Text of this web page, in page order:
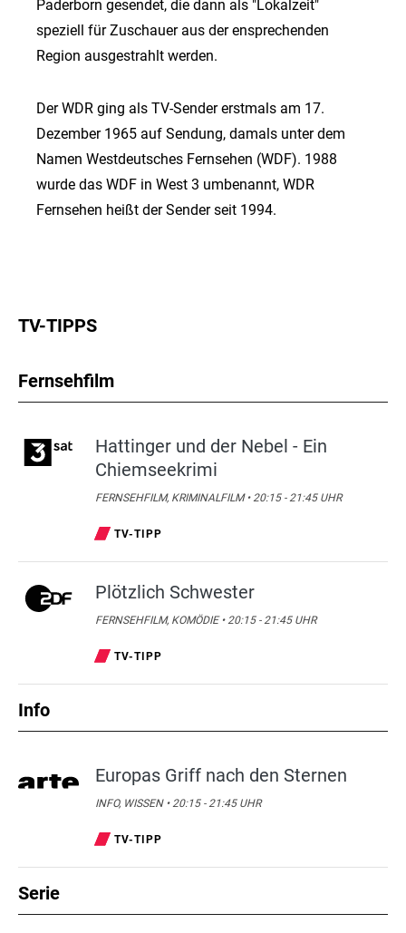
Paderborn gesendet, die dann als "Lokalzeit"
speziell für Zuschauer aus der ensprechenden
Region ausgestrahlt werden.
Der WDR ging als TV-Sender erstmals am 17.
Dezember 1965 auf Sendung, damals unter dem
Namen Westdeutsches Fernsehen (WDF). 1988
wurde das WDF in West 3 umbenannt, WDR
Fernsehen heißt der Sender seit 1994.
TV-TIPPS
Fernsehfilm
Hattinger und der Nebel - Ein
Chiemseekrimi
FERNSEHFILM, KRIMINALFILM • 20:15 - 21:45 UHR
TV-TIPP
Plötzlich Schwester
FERNSEHFILM, KOMÖDIE • 20:15 - 21:45 UHR
TV-TIPP
Info
Europas Griff nach den Sternen
INFO, WISSEN • 20:15 - 21:45 UHR
TV-TIPP
Serie